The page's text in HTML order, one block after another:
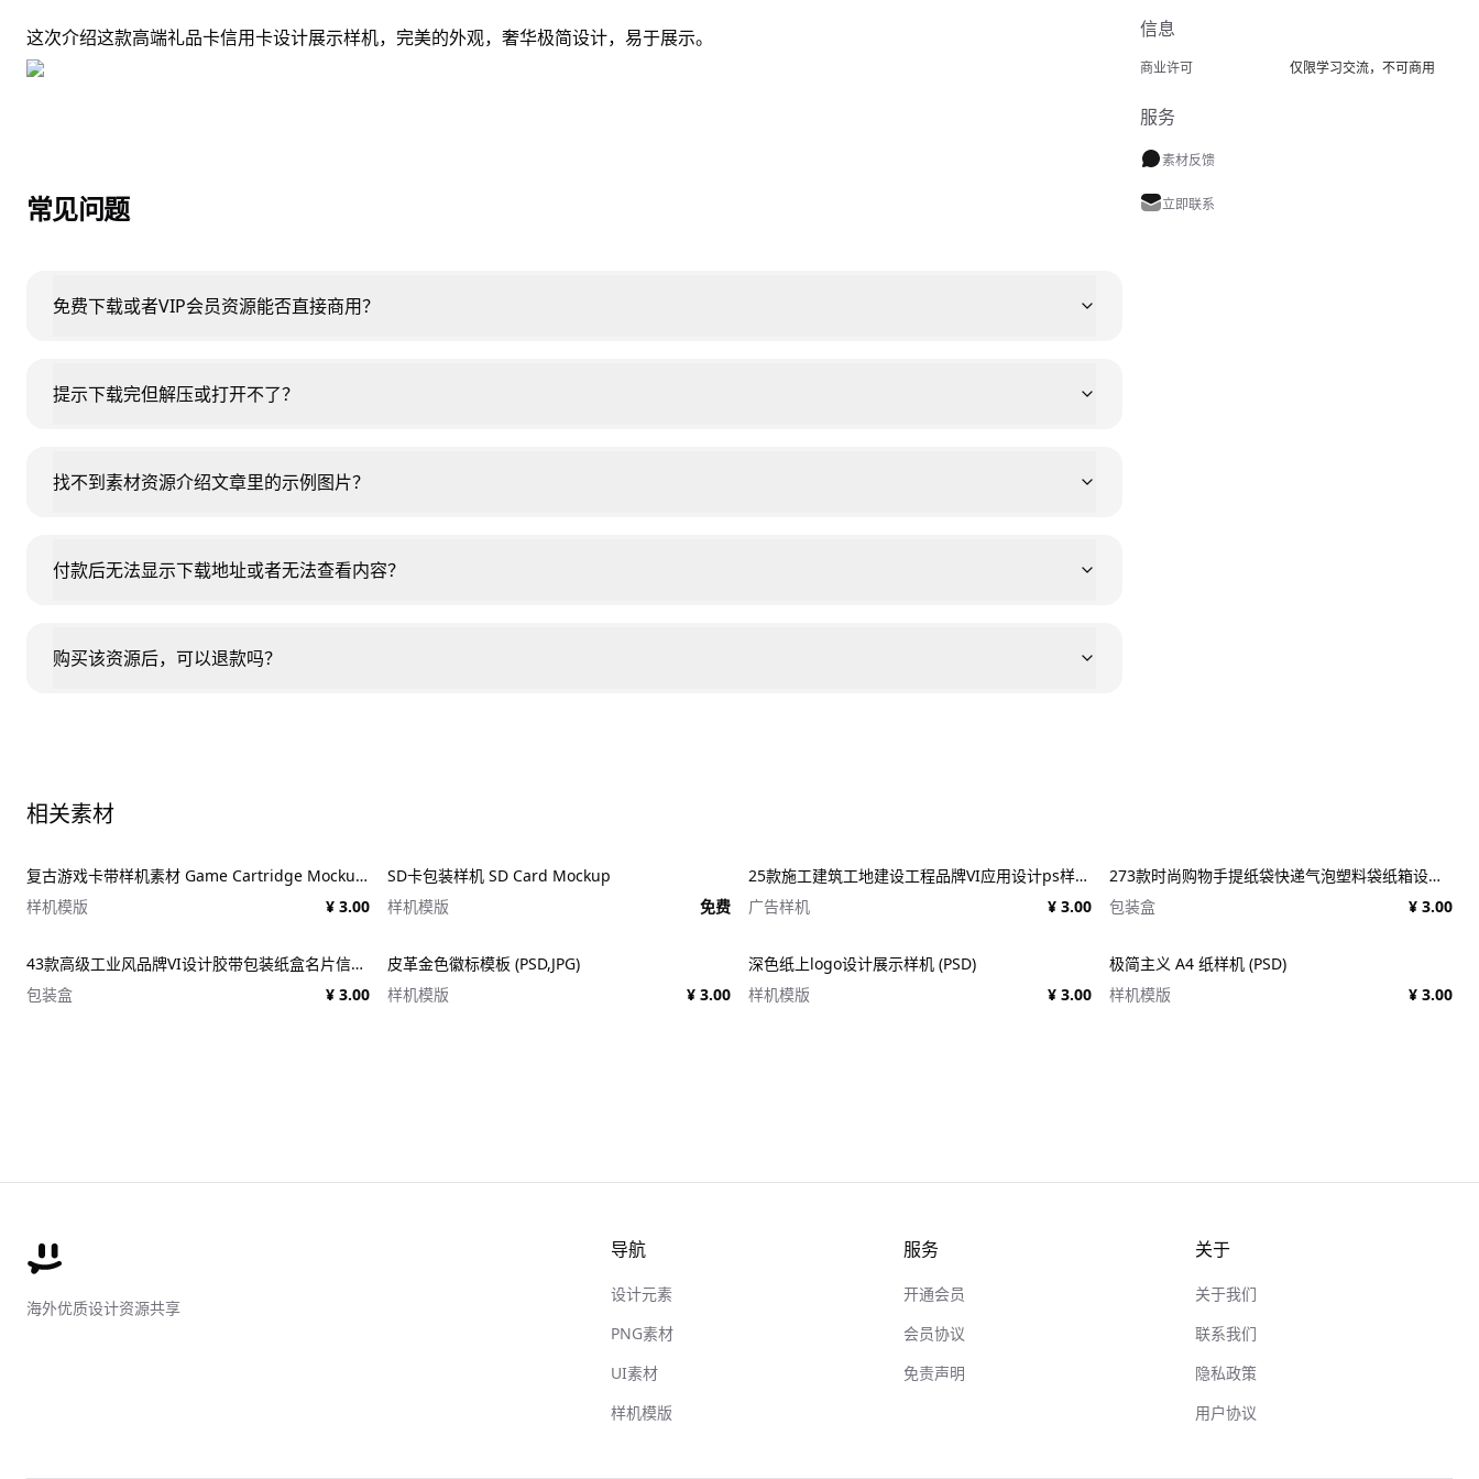
这次介绍这款高端礼品卡信用卡设计展示样机，完美的外观，奢华极简设计，易于展示。
常见问题
免费下载或者VIP会员资源能否直接商用？
提示下载完但解压或打开不了？
找不到素材资源介绍文章里的示例图片？
付款后无法显示下载地址或者无法查看内容？
购买该资源后，可以退款吗？
信息
商业许可 仅限学习交流，不可商用
服务
素材反馈
立即联系
相关素材
复古游戏卡带样机素材 Game Cartridge Mockup Bundle Retro
样机模版
¥ 3.00
SD卡包装样机 SD Card Mockup
样机模版
免费
25款施工建筑工地建设工程品牌VI应用设计ps样机素材展示效果图 25x Construction Mockup Bundle Vol.02
广告样机
¥ 3.00
273款时尚购物手提纸袋快递气泡塑料袋纸箱设计贴图PSD样机 Printhouse Mockups Bundle v.1
包装盒
¥ 3.00
43款高级工业风品牌VI设计胶带包装纸盒名片信纸信封展示效果图PSD样机 Duct tape &#038; Box mockups
包装盒
¥ 3.00
皮革金色徽标模板 (PSD,JPG)
样机模版
¥ 3.00
深色纸上logo设计展示样机 (PSD)
样机模版
¥ 3.00
极简主义 A4 纸样机 (PSD)
样机模版
¥ 3.00
海外优质设计资源共享
导航
设计元素
PNG素材
UI素材
样机模版
服务
开通会员
会员协议
免责声明
关于
关于我们
联系我们
隐私政策
用户协议